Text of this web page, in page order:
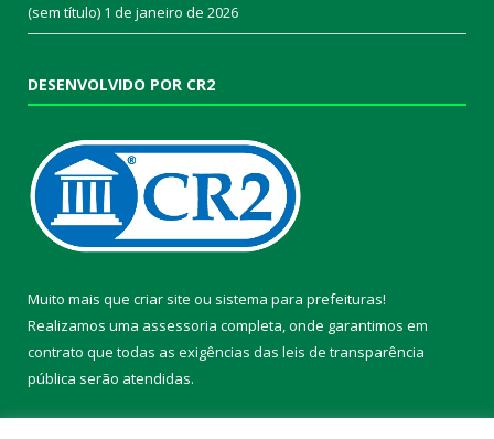
(sem título) 1 de janeiro de 2026
DESENVOLVIDO POR CR2
Muito mais que criar site ou sistema para prefeituras!
Realizamos uma assessoria completa, onde garantimos em
contrato que todas as exigências das leis de transparência
pública serão atendidas.